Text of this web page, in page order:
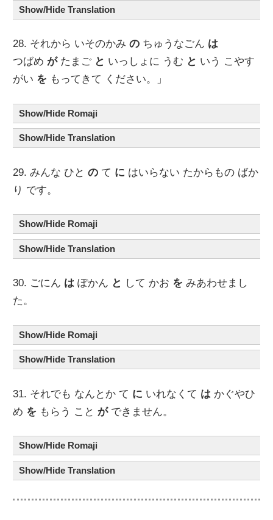
Show/Hide Translation
28. それから いそのかみの ちゅうなごん は
つばめがたまご と いっしょに うむ と いう こやす
がい を もってきて ください。」
Show/Hide Romaji
Show/Hide Translation
29. みんな ひとの て に はいらない たからもの ばか
り です。
Show/Hide Romaji
Show/Hide Translation
30. ごにん は ぽかん と して かお を みあわせまし
た。
Show/Hide Romaji
Show/Hide Translation
31. それでも なんとか て に いれなくて は かぐやひ
め を もらう ことができません。
Show/Hide Romaji
Show/Hide Translation